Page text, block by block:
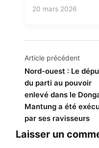
20 mars 2026
Navigation
de
l’article
Article précédent
Nord-ouest : Le
du parti au pouvoir
enlevé dans le
Mantung a été
par ses ravisseurs
Laisser un